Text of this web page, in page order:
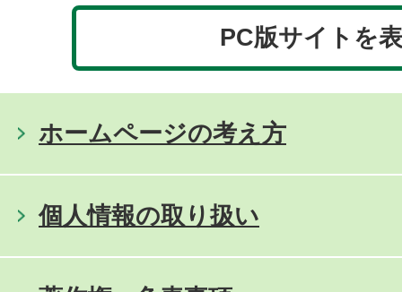
PC版サイトを
ホームページの考え方
個人情報の取り扱い